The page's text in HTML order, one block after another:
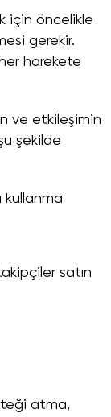
için öncelikle
gerekir.
harekete
ve etkileşimin
şekilde
kullanma
satın
atma,